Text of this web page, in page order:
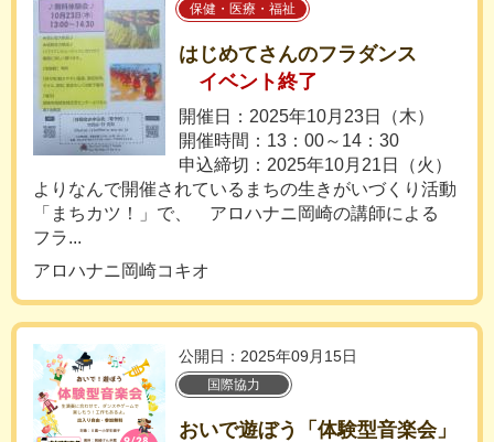
保健・医療・福祉
はじめてさんのフラダンス
イベント終了
開催日：2025年10月23日（木）
開催時間：13：00～14：30
申込締切：2025年10月21日（火）
よりなんで開催されているまちの生きがいづくり活動
「まちカツ！」で、 アロハナニ岡崎の講師による
フラ...
アロハナニ岡崎コキオ
公開日：2025年09月15日
国際協力
おいで遊ぼう「体験型音楽会」